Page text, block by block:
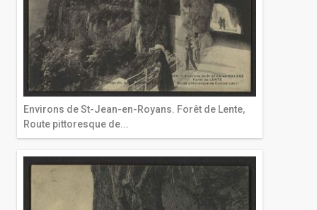
Environs de St-Jean-en-Royans. Forêt de Lente,
Route pittoresque de...